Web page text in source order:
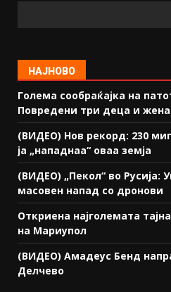
НАЈНОВО
Голема сообраќајка на
Повредени три деца и
(ВИДЕО) Нов рекорд: 230
ја „нападнаа“ оваа земја
(ВИДЕО) „Пекол“ во Русија:
масовен напад со дронови
Откриена најголемата
на Мариупол
(ВИДЕО) Амадеус Бенд
Делчево